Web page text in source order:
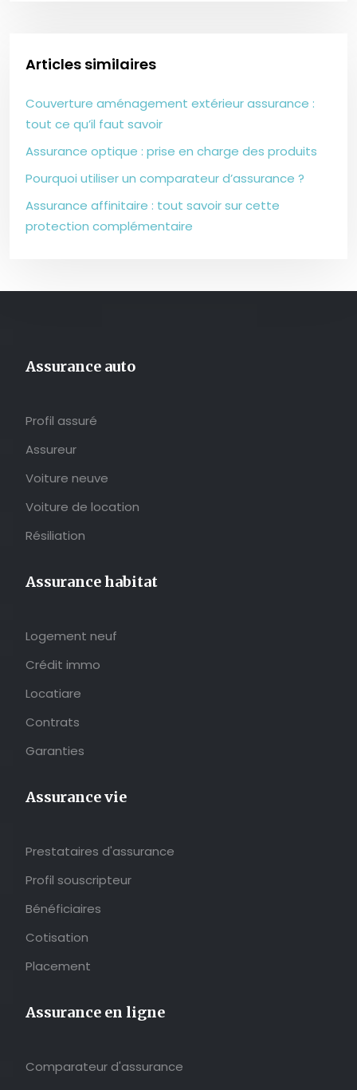
Articles similaires
Couverture aménagement extérieur assurance :
tout ce qu’il faut savoir
Assurance optique : prise en charge des produits
Pourquoi utiliser un comparateur d’assurance ?
Assurance affinitaire : tout savoir sur cette
protection complémentaire
Assurance auto
Profil assuré
Assureur
Voiture neuve
Voiture de location
Résiliation
Assurance habitat
Logement neuf
Crédit immo
Locatiare
Contrats
Garanties
Assurance vie
Prestataires d'assurance
Profil souscripteur
Bénéficiaires
Cotisation
Placement
Assurance en ligne
Comparateur d'assurance